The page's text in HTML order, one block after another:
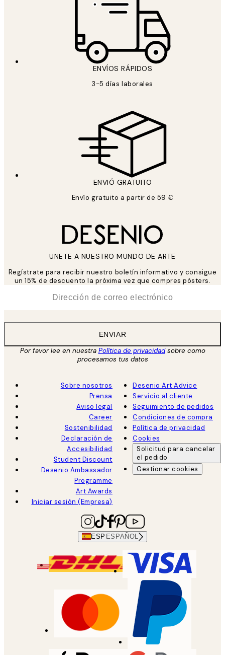
ENVÍOS RÁPIDOS
3-5 días laborales
ENVIÓ GRATUITO
Envío gratuito a partir de 59 €
UNETE A NUESTRO MUNDO DE ARTE
Regístrate para recibir nuestro boletín informativo y consigue
un 15% de descuento la próxima vez que compres pósters.
ENVIAR
Por favor lee en nuestra Política de privacidadsobre como
procesamos tus datos
Sobre nosotros
Prensa
Aviso legal
Career
Sostenibilidad
Declaración de
Accesibilidad
Student Discount
Desenio Ambassador
Programme
Art Awards
Iniciar sesión (Empresa)
Desenio Art Advice
Servicio al cliente
Seguimiento de pedidos
Condiciones de compra
Política de privacidad
Cookies
Solicitud para cancelar
el pedido
Gestionar cookies
ESP ESPAÑOL